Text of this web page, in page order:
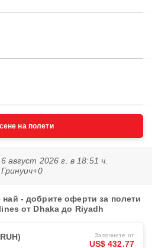
на полети
6 август 2026 г. в 18:51 ч.
Гринуич+0
най - добрите оферти за полети
от Dhaka до Riyadh
Започнете от
US$ 432.77